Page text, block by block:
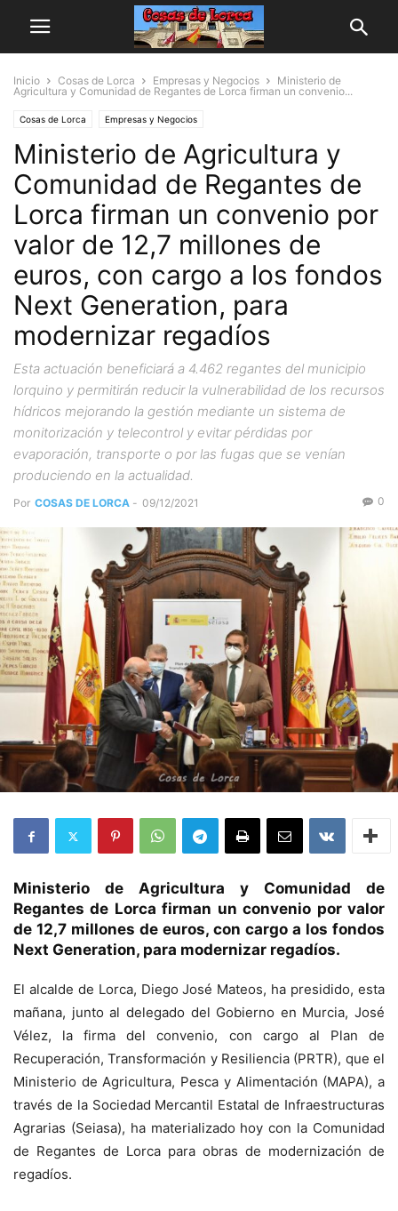
Inicio Cosas de Lorca Empresas y Negocios
Ministerio de
Agricultura y Comunidad de Regantes de Lorca firman un convenio...
Cosas de Lorca Empresas y Negocios
Ministerio de Agricultura y
Comunidad de Regantes de
Lorca firman un convenio por
valor de 12,7 millones de
euros, con cargo a los fondos
Next Generation, para
modernizar regadíos
Esta actuación beneficiará a 4.462 regantes del municipio
lorquino y permitirán reducir la vulnerabilidad de los recursos
hídricos mejorando la gestión mediante un sistema de
monitorización y telecontrol y evitar pérdidas por
evaporación, transporte o por las fugas que se venían
produciendo en la actualidad.
Por COSAS DE LORCA - 09/12/2021 0
Ministerio de Agricultura y Comunidad de
Regantes de Lorca firman un convenio por valor
de 12,7 millones de euros, con cargo a los fondos
Next Generation, para modernizar regadíos.
El alcalde de Lorca, Diego José Mateos, ha presidido, esta
mañana, junto al delegado del Gobierno en Murcia, José
Vélez, la firma del convenio, con cargo al Plan de
Recuperación, Transformación y Resiliencia (PRTR), que el
Ministerio de Agricultura, Pesca y Alimentación (MAPA), a
través de la Sociedad Mercantil Estatal de Infraestructuras
Agrarias (Seiasa), ha materializado hoy con la Comunidad
de Regantes de Lorca para obras de modernización de
regadíos.